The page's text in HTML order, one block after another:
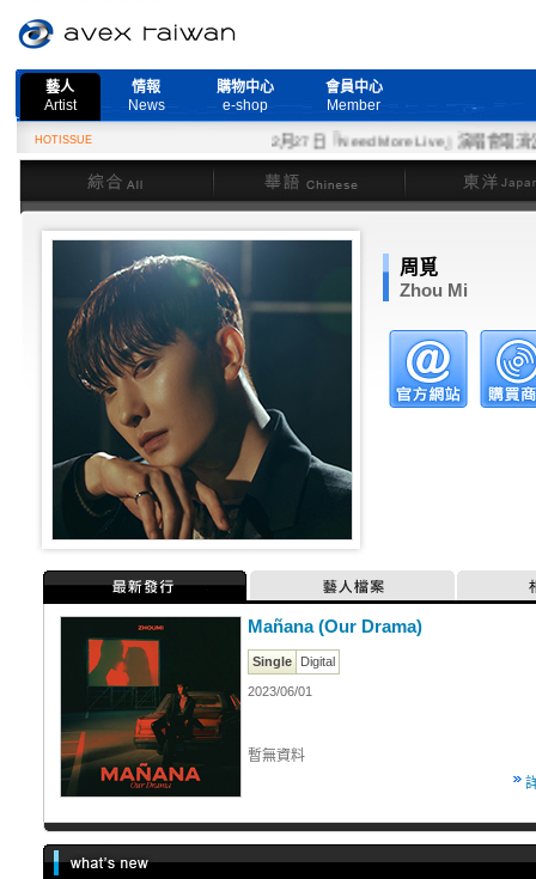
藝人
Artist
情報
News
購物中心
e-shop
會員中心
Member
HOTISSUE
2月27日『Need More Live』演唱會取消公告
綜合
華語 東洋
周覓
Zhou Mi
最新發行 藝人檔案
Mañana (Our Drama)
Single Digital
2023/06/01
暫無資料